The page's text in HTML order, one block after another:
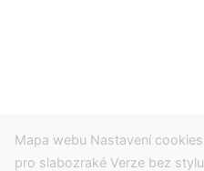
Mapa webu Nastavení cookies
pro slabozraké Verze bez stylu